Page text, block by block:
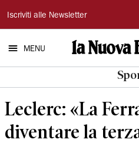
La
Nuova
Ferrara
Iscriviti alle Newsletter
MENU
Leclerc: «La
diventare la